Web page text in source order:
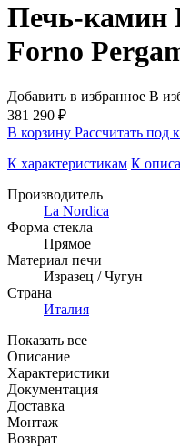
Печь-камин
Forno
Добавить в избранное В
381 290 ₽
В корзину Рассчитать под
К характеристикам К
Производитель
La Nordica
Форма стекла
Прямое
Материал печи
Изразец / Чугун
Страна
Италия
Показать все
Описание
Характеристики
Документация
Доставка
Монтаж
Возврат